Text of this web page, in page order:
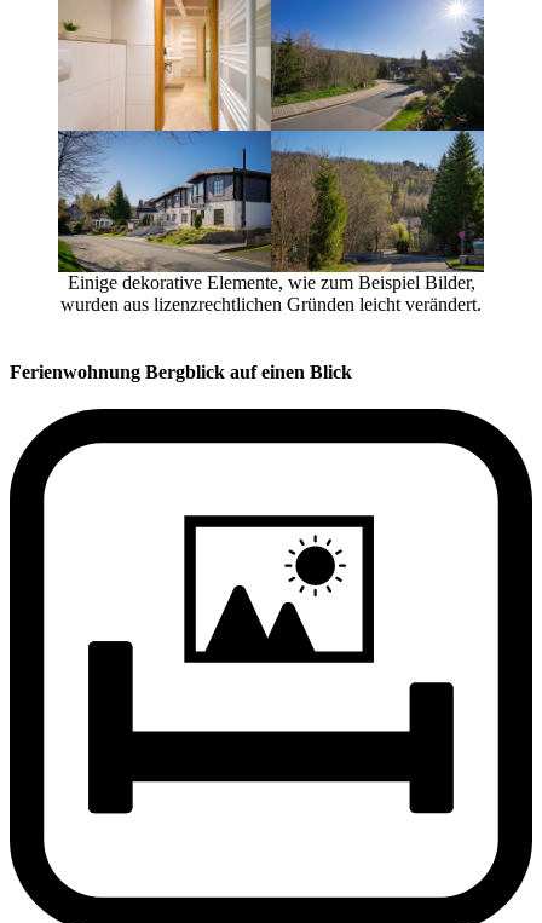
Einige dekora­tive Elemente, wie zum Beispiel Bilder,
wurden aus lizenz­recht­li­chen Gründen leicht verändert.
Ferienwohnung Bergblick auf einen Blick